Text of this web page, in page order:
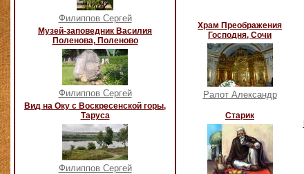
Филиппов Сергей
Музей-заповедник Василия
Поленова, Поленово
Филиппов Сергей
Вид на Оку с Воскресенской горы,
Таруса
Филиппов Сергей
Храм Преображения
Господня, Сочи
Ралот Александр
Старик